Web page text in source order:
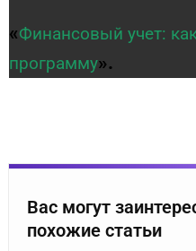
«Финансовый учет:
программу».
Вас могут
похожие статьи